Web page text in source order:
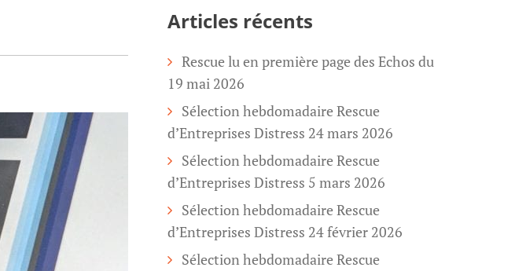
Articles récents
Rescue lu en première page des Echos du
19 mai 2026
Sélection hebdomadaire Rescue
d’Entreprises Distress 24 mars 2026
Sélection hebdomadaire Rescue
d’Entreprises Distress 5 mars 2026
Sélection hebdomadaire Rescue
d’Entreprises Distress 24 février 2026
Sélection hebdomadaire Rescue